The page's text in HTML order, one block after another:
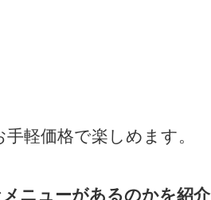
軽価格で楽しめます。
ニューがあるのかを紹介